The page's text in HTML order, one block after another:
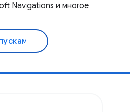
Navigations и многое